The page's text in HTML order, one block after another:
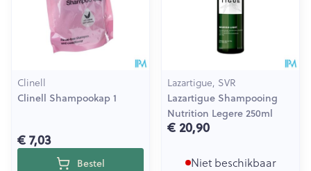
Clinell
Clinell Shampookap 1
€ 7,03
Bestel
Lazartigue, SVR
Lazartigue Shampooing
Nutrition Legere 250ml
€ 20,90
Niet beschikbaar